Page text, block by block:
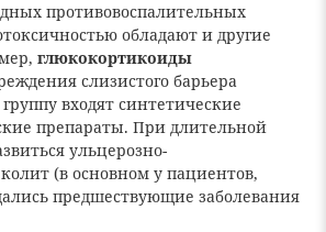
противовоспалительных
обладают и другие
глюкокортикоиды
слизистого барьера
входят синтетические
препараты. При длительной
ульцерозно-
(в основном у пациентов,
предшествующие заболевания